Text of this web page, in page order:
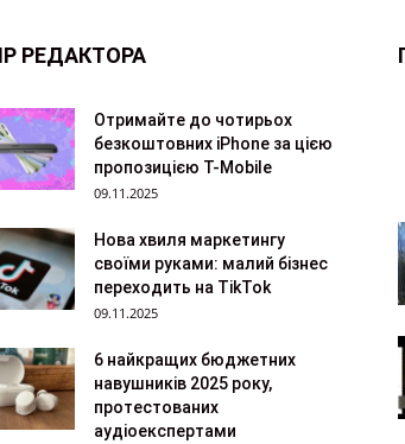
РЕДАКТОРА
Отримайте до чотирьох
безкоштовних iPhone за цією
пропозицією T-Mobile
09.11.2025
Нова хвиля маркетингу
своїми руками: малий бізнес
переходить на TikTok
09.11.2025
6 найкращих бюджетних
навушників 2025 року,
протестованих
аудіоекспертами